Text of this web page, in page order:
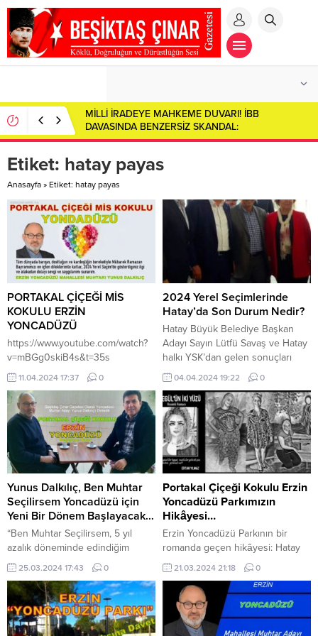
MİLLİ İRADEYE MAHKEME DUVARI! İBB
DAVASINDA BENZERSİZ SKANDAL:
CUMHURBAŞKANI ADAYI İMAMOĞLU SALONDAN
Etiket: hatay payas
Anasayfa » Etiket: hatay payas
PORTAKAL ÇİÇEĞİ MİS
KOKULU ERZİN
YONCADÜZÜ
https://www.youtube.com/watch?
v=mBGg0skiB4s&t=35s
11.04.2024 17:37 0
2024 Yerel Seçimlerinde
Hatay’da Son Durum Nedir?
Hatay Büyük Belediye Başkan
Adayı Sayın Lütfü Savaş ve Hatay
halkı YSK’dan gelen sonuçları
sabırsızlıkla beklemekte… CHP
Genel Başkan Yardımcıları Gökçe
Gökçen ile Murat Bakan
başkanlığındaki CHP Hatay
Heyeti, Hatay’daki seçim
sonuçları ve yaptıkları itirazlarla
ilgili açıklama yaptı. Gökçen,
“İstanbul Gaziosmanpaşa’da oylar
yeniden sayılıyor.
Gaziosmanpaşa’da seçim kurulu,
‘Aradaki fark ve...
04.04.2024 19:22 0
Yunus Dalkılıç, Ben Muhtar
Seçilirsem Yoncadüzü için
Yeni Bir Dönem Başlayacak…
“Ben Muhtar Seçilirsem, 5 yıl
azalık döneminde edindiğim
deneyimlerimle, birikimlerimle ve
tecrübelerimle Yoncadüzü için
yeni bir dönem başlayacak.”
İstanbul Adan Zye Medya genel
yayın yönetmeni Ertan Yılmaz’ın
Yunus Dalkılıç ile küçük röportajı:
25.03.2024 17:43 0
Portakal Çiçeği Kokulu Erzin
Yoncadüzü Parkımızın
Hikâyesi…
Erzin Yoncadüzü Parkının bir
romanda geçen hikâyesi: Hatay
Büyükşehir Belediye Başkanı
Sayın Lütfi Savaş ve şehrin mülki
amirleriyle Hatay depreminden
önce birçok kez bu konuyu
konuştum. Gazete haberleri
yaptım, videolar çektim, sokak
21.03.2024 21:18 0